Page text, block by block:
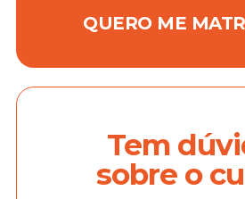
QUERO ME
Tem
sobre o